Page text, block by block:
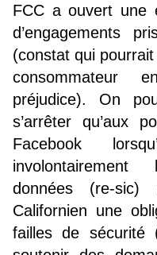
FCC a ouvert une
d’engagements
(constat qui
consommateur
préjudice). On
s’arrêter qu’aux
Facebook
données (re-sic)
Californien une
failles de sécurité